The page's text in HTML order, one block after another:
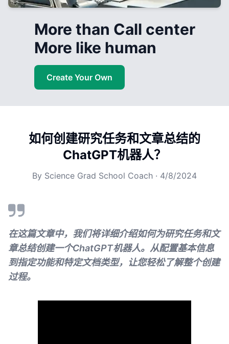
More than Call center
More like human
Create Your Own
如何创建研究任务和文章总结的
ChatGPT机器人？
By Science Grad School Coach · 4/8/2024
在这篇文章中，我们将详细介绍如何为研究任务和文
章总结创建一个ChatGPT机器人。从配置基本信息
到指定功能和特定文档类型，让您轻松了解整个创建
过程。